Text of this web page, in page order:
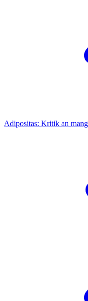
Adipositas: Kritik an